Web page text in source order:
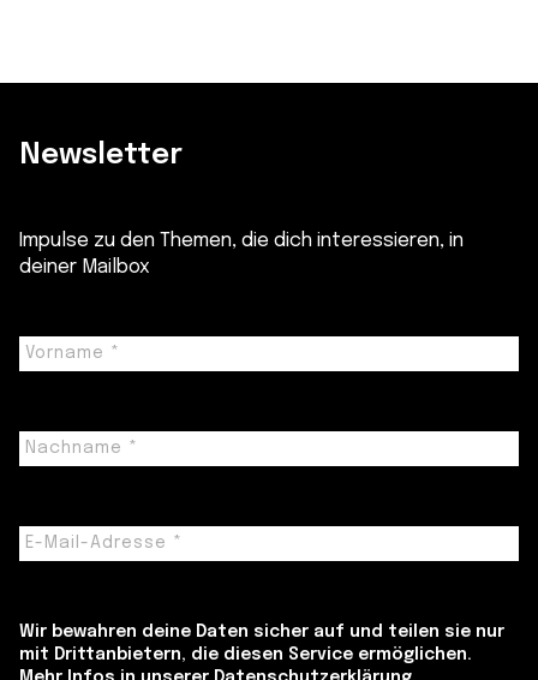
Newsletter
Impulse zu den Themen, die dich interessieren, in
deiner Mailbox
Wir bewahren deine Daten sicher auf und teilen sie nur
mit Drittanbietern, die diesen Service ermöglichen.